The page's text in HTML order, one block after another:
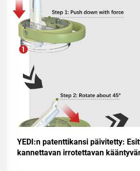
YEDI:n patenttikansi päivitetty:
kannettavan irrotettavan